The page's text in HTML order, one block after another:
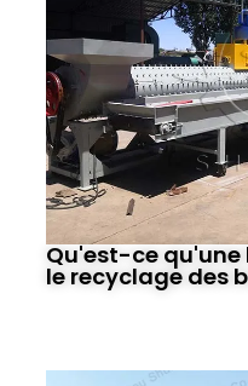
Qu'est-ce
le recyclage des